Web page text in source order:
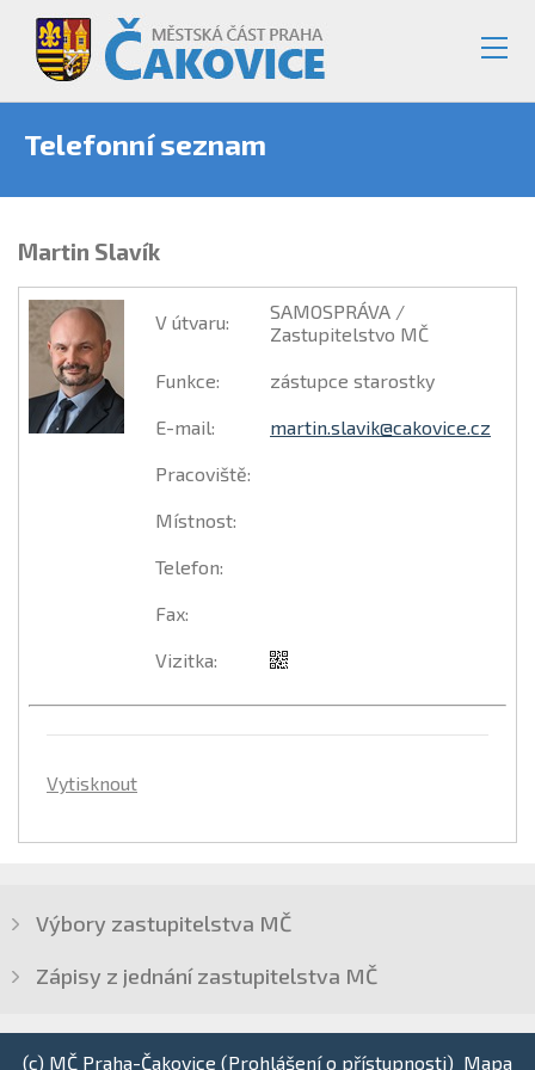
Telefonní seznam
Martin Slavík
V útvaru:
SAMOSPRÁVA /
Zastupitelstvo MČ
Funkce: zástupce starostky
E-mail: martin.slavik@cakovice.cz
Pracoviště:
Místnost:
Telefon:
Fax:
Vizitka:
Vytisknout
Výbory zastupitelstva MČ
Zápisy z jednání zastupitelstva MČ
(c) MČ Praha-Čakovice (Prohlášení o přístupnosti) Mapa